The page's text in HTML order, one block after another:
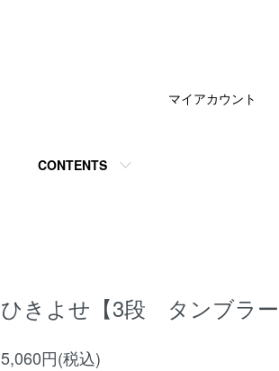
CONTENTS
マイアカウント
ひきよせ【3段 タンブラー
5,060円(税込)